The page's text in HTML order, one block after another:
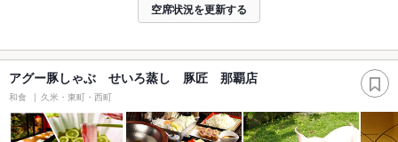
空席状況を更新する
アグー豚しゃぶ せいろ蒸し 豚匠 那覇店
和食 久米・東町・西町